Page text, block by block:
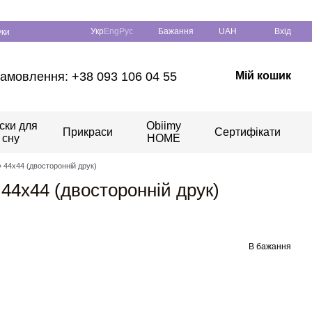
Укр Eng Рус Бажання UAH Вхід
+38 093 106 04 55 Мій кошик
для
сну
Прикраси
Obiimy
HOME
Сертифікати
(двосторонній друк)
(двосторонній друк)
В бажання